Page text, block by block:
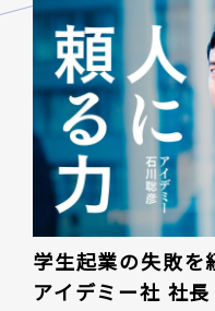
学生起業の失敗を
アイデミー社 社